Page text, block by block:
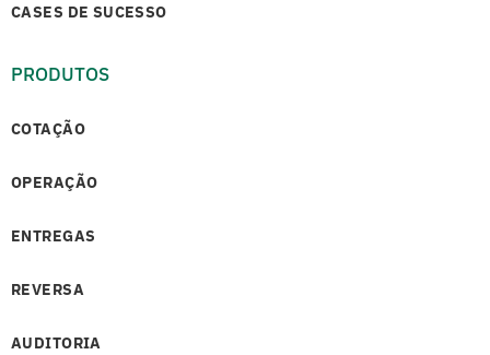
CASES DE SUCESSO
PRODUTOS
COTAÇÃO
OPERAÇÃO
ENTREGAS
REVERSA
AUDITORIA